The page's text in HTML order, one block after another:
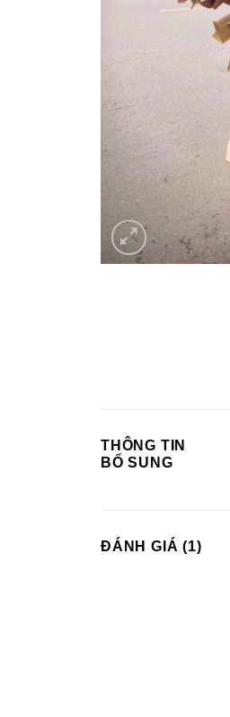
THÔNG TIN
BỔ SUNG
ĐÁNH GIÁ (1)